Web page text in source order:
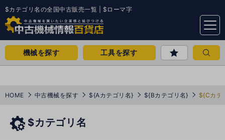
$カテゴリ名の全国中古販売一覧 | $ローマ字
menu
機械を探す 工具を探す
HOME 中古機械を探す ${Aカテゴリ名} ${Bカテゴリ名} ${Cカテ
$カテゴリ名